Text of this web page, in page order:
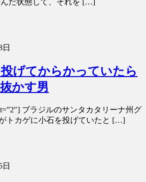
投げてからかっていたら
かす男
ブラジルのサンタカタリーナ州グ
トカゲに小石を投げていたと […]